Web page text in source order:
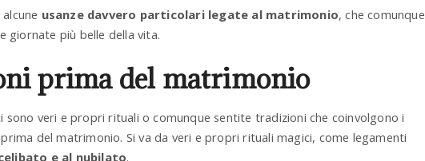
usanze davvero particolari legate al matrimonio, che comunque
giornate più belle della vita.
prima del matrimonio
sono veri e propri rituali o comunque sentite tradizioni che coinvolgono i
del matrimonio. Si va da veri e propri rituali magici, come legamenti
e al nubilato.